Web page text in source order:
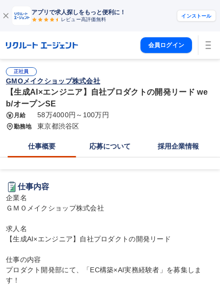
アプリで求人探しをもっと便利に！
レビュー高評価無料
インストール
会員ログイン
正社員
GMOメイクショップ株式会社
【生成AI×エンジニア】自社プロダクトの開発リード we
b/オープンSE
月給 58万4000円～100万円
勤務地 東京都渋谷区
仕事概要 応募について 採用企業情報
仕事内容
企業名
ＧＭＯメイクショップ株式会社
求人名
【生成AI×エンジニア】自社プロダクトの開発リード
仕事の内容
プロダクト開発部にて、「EC構築×AI実務経験者」を募集しま
す！